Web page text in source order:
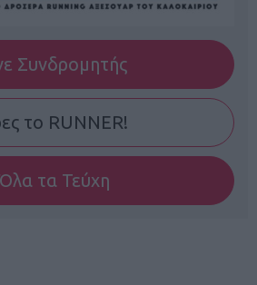
Συνδρομητής
το RUNNER!
τα Τεύχη